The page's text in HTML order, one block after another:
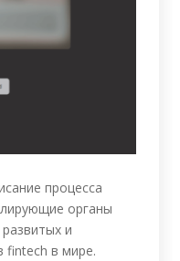
процесса
органы
и
fintech в мире.